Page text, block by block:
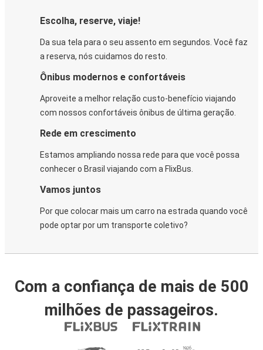
Escolha, reserve, viaje!
Da sua tela para o seu assento em segundos. Você faz
a reserva, nós cuidamos do resto.
Ônibus modernos e confortáveis
Aproveite a melhor relação custo-benefício viajando
com nossos confortáveis ônibus de última geração.
Rede em crescimento
Estamos ampliando nossa rede para que você possa
conhecer o Brasil viajando com a FlixBus.
Vamos juntos
Por que colocar mais um carro na estrada quando você
pode optar por um transporte coletivo?
Com a confiança de mais de 500
milhões de passageiros.